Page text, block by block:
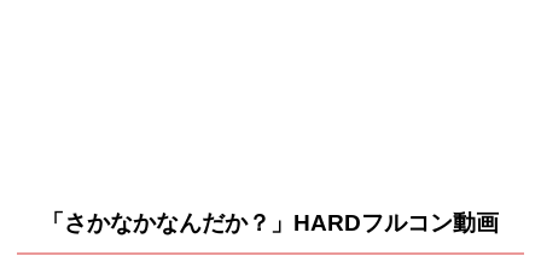
「さかなかなんだか？」HARDフルコン動画